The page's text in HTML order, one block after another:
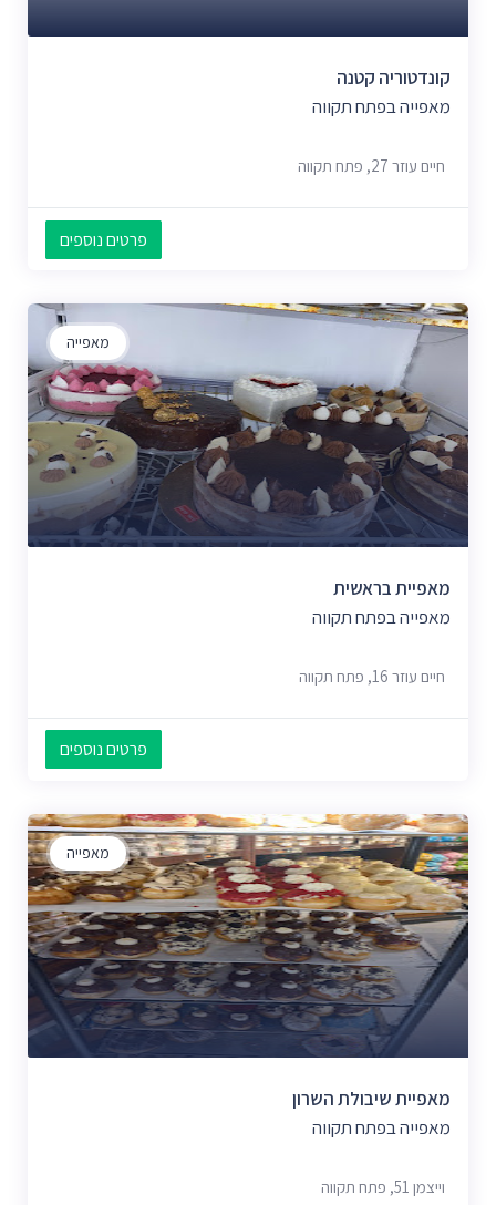
קונדטוריה קטנה
מאפייה בפתח תקווה
חיים עוזר 27, פתח תקווה
פרטים נוספים
מאפייה
מאפיית בראשית
מאפייה בפתח תקווה
חיים עוזר 16, פתח תקווה
פרטים נוספים
מאפייה
מאפיית שיבולת השרון
מאפייה בפתח תקווה
וייצמן 51, פתח תקווה